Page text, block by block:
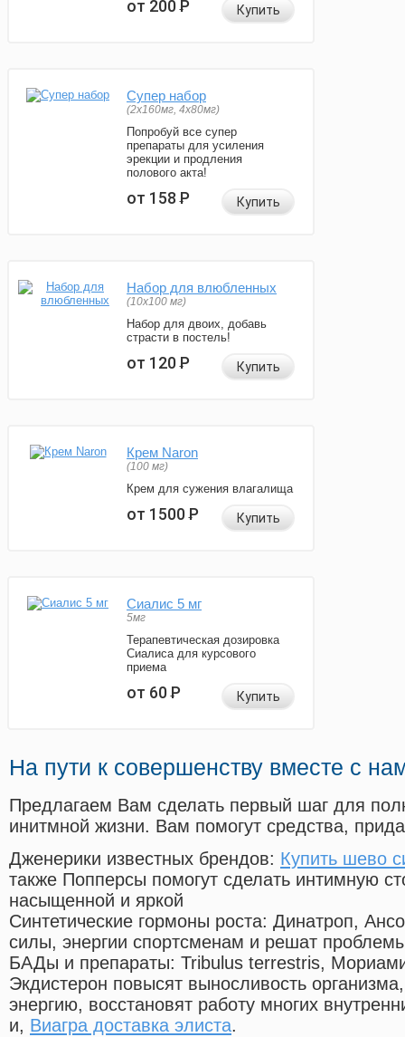
от 200Р Купить
Супер набор
(2х160мг, 4х80мг)
Попробуй все супер
препараты для усиления
эрекции и продления
полового акта!
от 158Р Купить
Набор для влюбленных
(10х100 мг)
Набор для двоих, добавь
страсти в постель!
от 120Р Купить
Крем Naron
(100 мг)
Крем для сужения влагалища
от 1500Р Купить
Сиалис 5 мг
5мг
Терапевтическая дозировка
Сиалиса для курсового
приема
от 60Р Купить
На пути к совершенству вместе с
Предлагаем Вам сделать первый шаг для
инитмной жизни. Вам помогут средства,
Дженерики известных брендов: Купить шево
также Попперсы помогут сделать интимную
насыщенной и яркой
Синтетические гормоны роста: Динатроп,
силы, энергии спортсменам и решат
БАДы и препараты: Tribulus terrestris,
Экдистерон повысят выносливость
энергию, восстановят работу многих
и, Виагра доставка элиста.